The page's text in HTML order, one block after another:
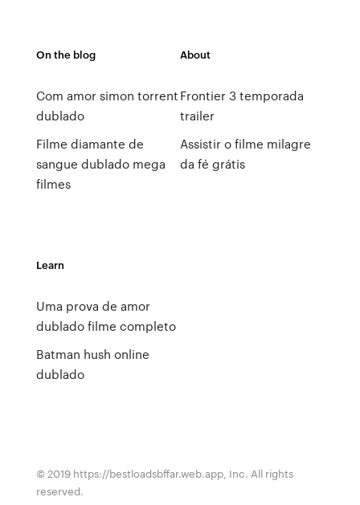
On the blog
Com amor simon torrent
dublado
Filme diamante de
sangue dublado mega
filmes
About
Frontier 3 temporada
trailer
Assistir o filme milagre
da fé grátis
Learn
Uma prova de amor
dublado filme completo
Batman hush online
dublado
© 2019 https://bestloadsbffar.web.app, Inc. All rights
reserved.